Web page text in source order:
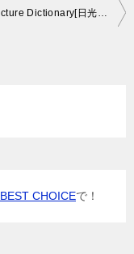
BEST CHOICEで！